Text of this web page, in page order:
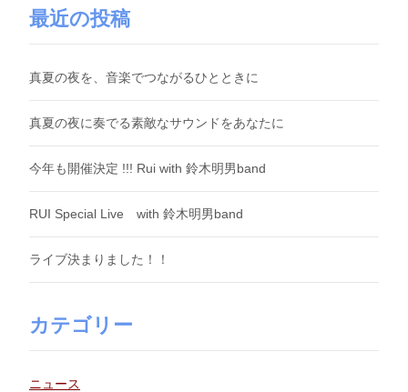
最近の投稿
真夏の夜を、音楽でつながるひとときに
真夏の夜に奏でる素敵なサウンドをあなたに
今年も開催決定 !!! Rui with 鈴木明男band
RUI Special Live with 鈴木明男band
ライブ決まりました！！
カテゴリー
ニュース